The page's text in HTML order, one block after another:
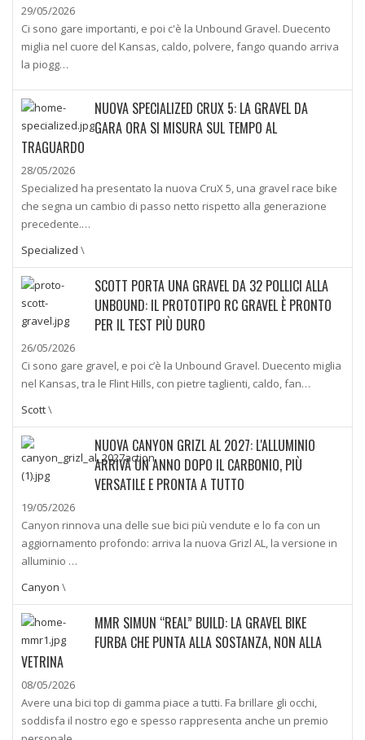
29/05/2026
Ci sono gare importanti, e poi c'è la Unbound Gravel. Duecento
miglia nel cuore del Kansas, caldo, polvere, fango quando arriva
la piogg…
NUOVA SPECIALIZED CRUX 5: LA GRAVEL DA
GARA ORA SI MISURA SUL TEMPO AL
TRAGUARDO
28/05/2026
Specialized ha presentato la nuova CruX 5, una gravel race bike
che segna un cambio di passo netto rispetto alla generazione
precedente.…
Specialized \
SCOTT PORTA UNA GRAVEL DA 32 POLLICI ALLA
UNBOUND: IL PROTOTIPO RC GRAVEL È PRONTO
PER IL TEST PIÙ DURO
26/05/2026
Ci sono gare gravel, e poi c’è la Unbound Gravel. Duecento miglia
nel Kansas, tra le Flint Hills, con pietre taglienti, caldo, fan…
Scott\
NUOVA CANYON GRIZL AL 2027: L'ALLUMINIO
ARRIVA UN ANNO DOPO IL CARBONIO, PIÙ
VERSATILE E PRONTA A TUTTO
19/05/2026
Canyon rinnova una delle sue bici più vendute e lo fa con un
aggiornamento profondo: arriva la nuova Grizl AL, la versione in
alluminio …
Canyon \
MMR SIMUN “REAL” BUILD: LA GRAVEL BIKE
FURBA CHE PUNTA ALLA SOSTANZA, NON ALLA
VETRINA
08/05/2026
Avere una bici top di gamma piace a tutti. Fa brillare gli occhi,
soddisfa il nostro ego e spesso rappresenta anche un premio